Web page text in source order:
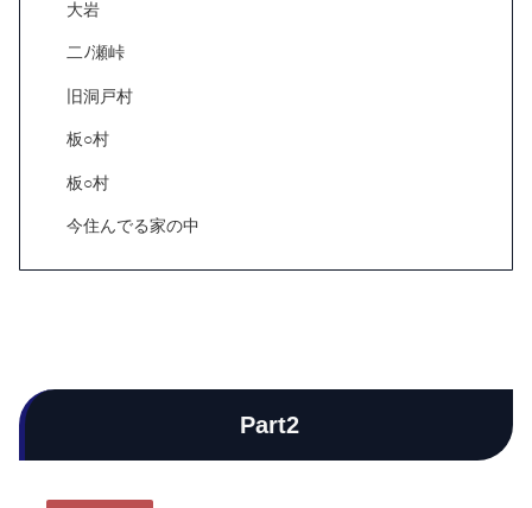
大岩
二ﾉ瀬峠
旧洞戸村
板○村
板○村
今住んでる家の中
Part2